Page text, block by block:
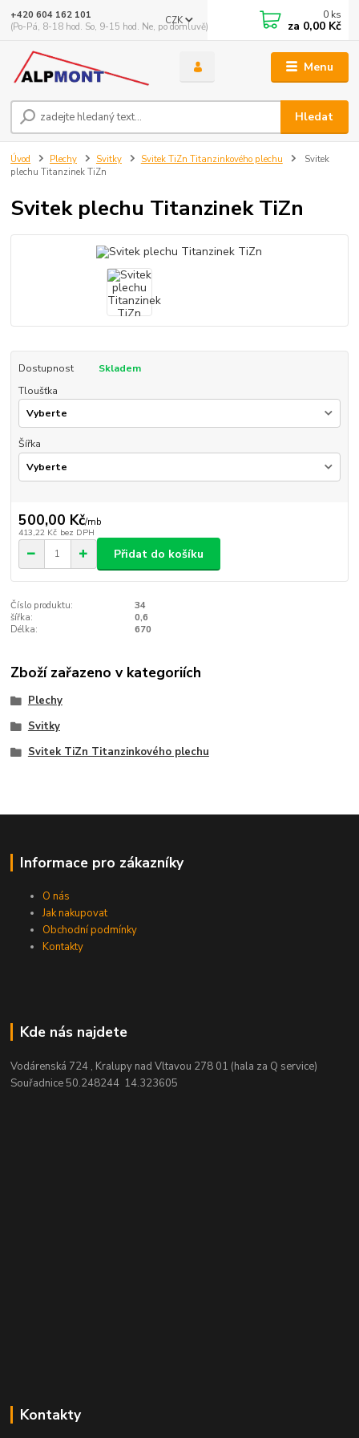
Menu
CZK
Hledat
+420 604 162 101
(Po-Pá, 8-18 hod. So, 9-15 hod. Ne, po domluvě)
0 ks
za 0,00 Kč
Úvod Plechy Svitky Svitek TiZn Titanzinkového plechu
Svitek
plechu Titanzinek TiZn
Svitek plechu Titanzinek TiZn
Dostupnost
Skladem
Tloušťka
Šířka
500,00 Kč/mb
413,22 Kč bez DPH
Přidat do košíku
Číslo produktu:
34
šířka:
0,6
Délka:
670
Zboží zařazeno v kategoriích
Plechy
Svitky
Svitek TiZn Titanzinkového plechu
Informace pro zákazníky
O nás
Jak nakupovat
Obchodní podmínky
Kontakty
Kde nás najdete
Vodárenská 724 , Kralupy nad Vltavou 278 01 (hala za Q service)
Souřadnice 50.248244 14.323605
Kontakty